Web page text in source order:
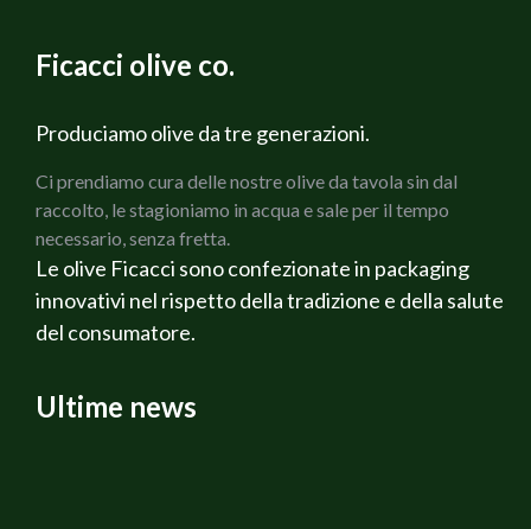
Ficacci olive co.
Produciamo olive da tre generazioni.
Ci prendiamo cura delle nostre olive da tavola sin dal
raccolto, le stagioniamo in acqua e sale per il tempo
necessario, senza fretta.
Le olive Ficacci sono confezionate in packaging
innovativi nel rispetto della tradizione e della salute
del consumatore.
Ultime news